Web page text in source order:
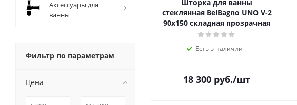
Шторка для ванны
стеклянная BelBagno UNO V-2
90х150 складная прозрачная
Есть в наличии
18 300 руб./шт
Аксессуары для
ванны
Фильтр по параметрам
Цена